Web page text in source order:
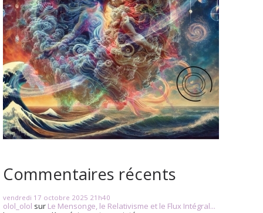
Commentaires récents
vendredi 17 octobre 2025 21h40
olol_olol sur Le Mensonge, le Relativisme et le Flux Intégral...